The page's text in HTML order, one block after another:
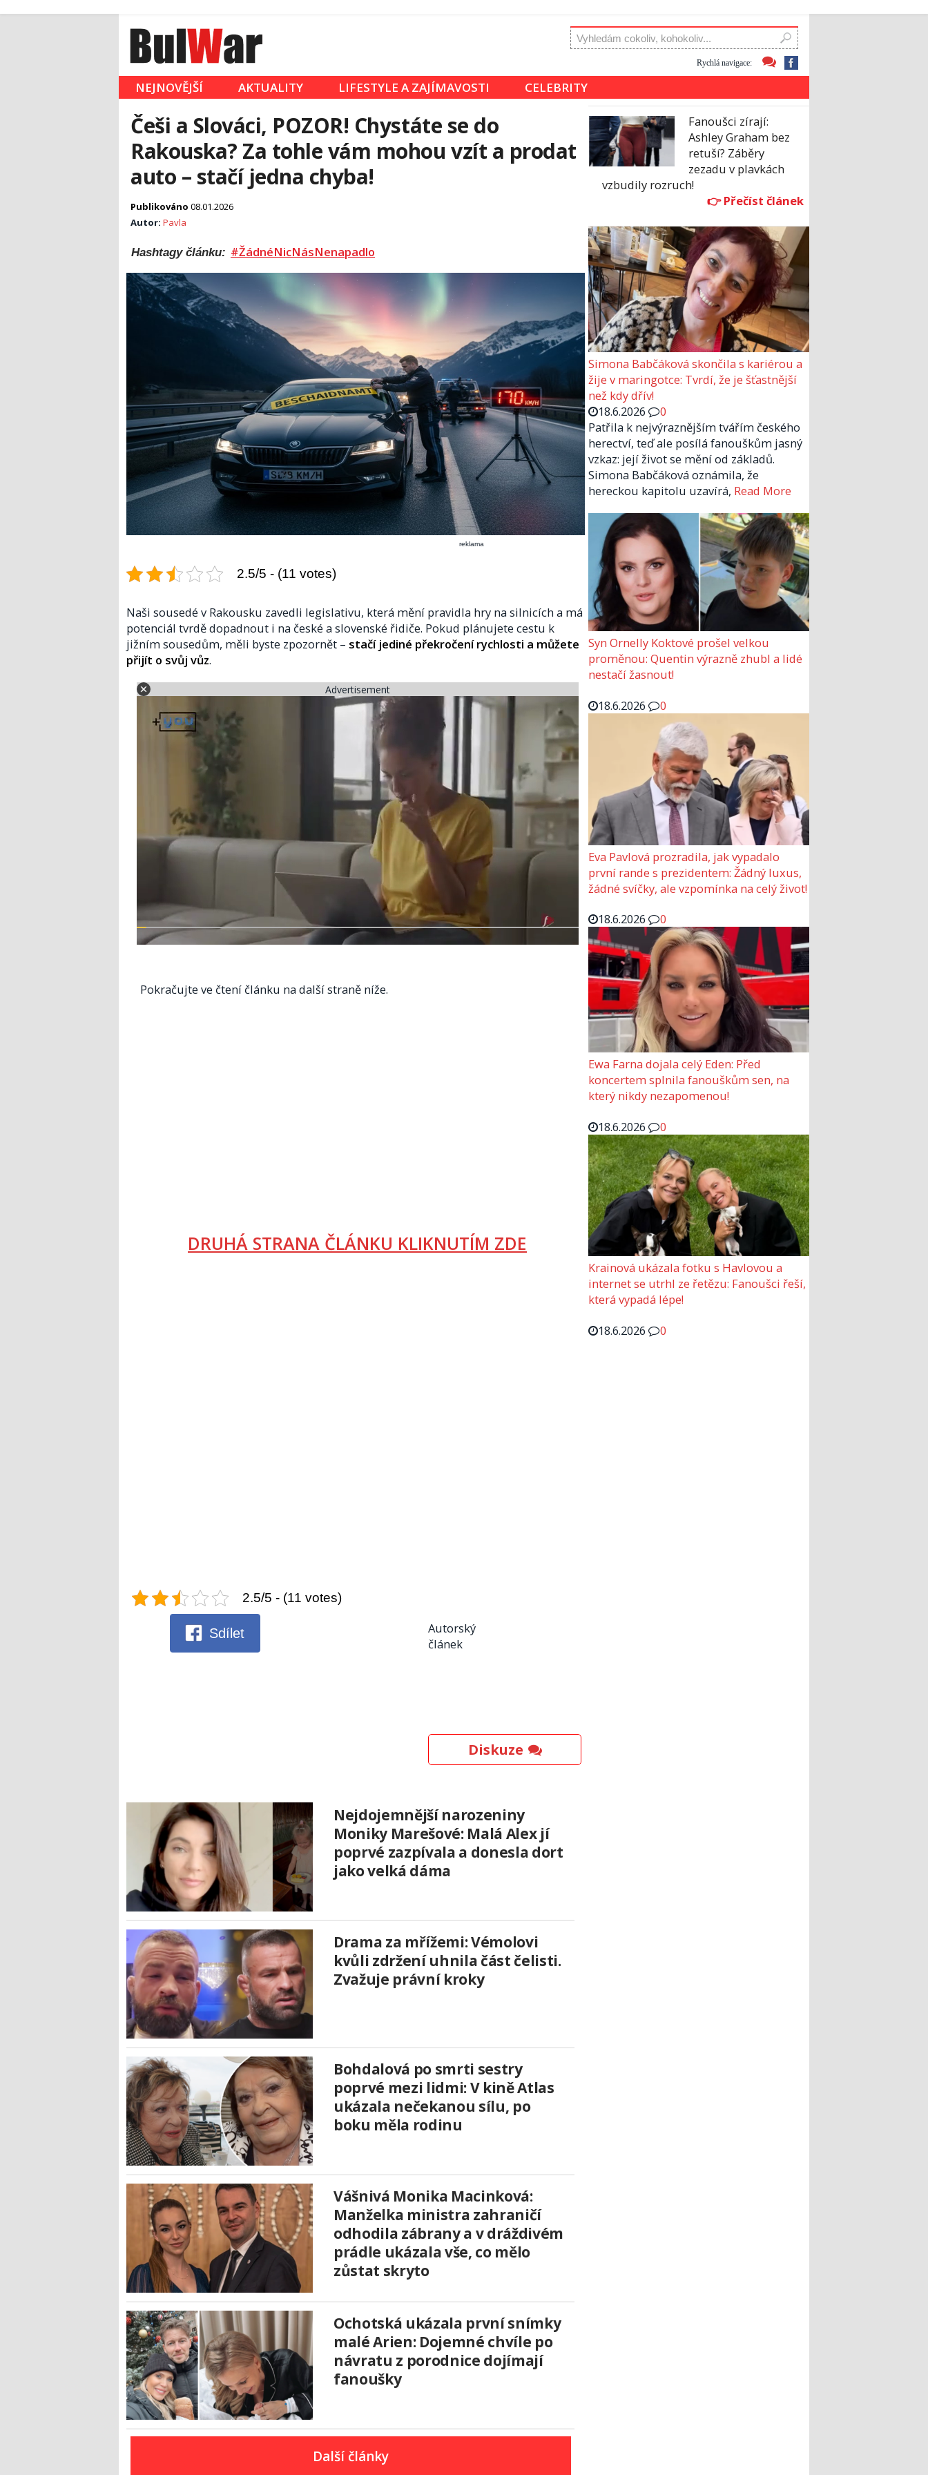
Rychlá navigace:
NEJNOVĚJŠÍ AKTUALITY LIFESTYLE A ZAJÍMAVOSTI CELEBRITY
Češi a Slováci, POZOR! Chystáte se do
Rakouska? Za tohle vám mohou vzít a prodat
auto – stačí jedna chyba!
Publikováno 08.01.2026
Autor: Pavla
Hashtagy článku: #ŽádnéNicNásNenapadlo
reklama
2.5/5 - (11 votes)
Naši sousedé v Rakousku zavedli legislativu, která mění pravidla hry na silnicích a má
potenciál tvrdě dopadnout i na české a slovenské řidiče. Pokud plánujete cestu k
jižním sousedům, měli byste zpozornět – stačí jediné překročení rychlosti a můžete
přijít o svůj vůz.
Advertisement
Pokračujte ve čtení článku na další straně níže.
DRUHÁ STRANA ČLÁNKU KLIKNUTÍM ZDE
2.5/5 - (11 votes)
Sdílet
Autorský
článek
Diskuze
Nejdojemnější narozeniny
Moniky Marešové: Malá Alex jí
poprvé zazpívala a donesla dort
jako velká dáma
Drama za mřížemi: Vémolovi
kvůli zdržení uhnila část čelisti.
Zvažuje právní kroky
Bohdalová po smrti sestry
poprvé mezi lidmi: V kině Atlas
ukázala nečekanou sílu, po
boku měla rodinu
Vášnivá Monika Macinková:
Manželka ministra zahraničí
odhodila zábrany a v dráždivém
prádle ukázala vše, co mělo
zůstat skryto
Ochotská ukázala první snímky
malé Arien: Dojemné chvíle po
návratu z porodnice dojímají
fanoušky
Další články
Fanoušci zírají:
Ashley Graham bez
retuší? Záběry
zezadu v plavkách
vzbudily rozruch!
Simona Babčáková skončila s kariérou a
žije v maringotce: Tvrdí, že je šťastnější
než kdy dřív!
18.6.2026
0
Patřila k nejvýraznějším tvářím českého
herectví, teď ale posílá fanouškům jasný
vzkaz: její život se mění od základů.
Simona Babčáková oznámila, že
hereckou kapitolu uzavírá, Read More
Syn Ornelly Koktové prošel velkou
proměnou: Quentin výrazně zhubl a lidé
nestačí žasnout!
18.6.2026
0
Eva Pavlová prozradila, jak vypadalo
první rande s prezidentem: Žádný luxus,
žádné svíčky, ale vzpomínka na celý život!
18.6.2026
0
Ewa Farna dojala celý Eden: Před
koncertem splnila fanouškům sen, na
který nikdy nezapomenou!
18.6.2026
0
Krainová ukázala fotku s Havlovou a
internet se utrhl ze řetězu: Fanoušci řeší,
která vypadá lépe!
18.6.2026
0